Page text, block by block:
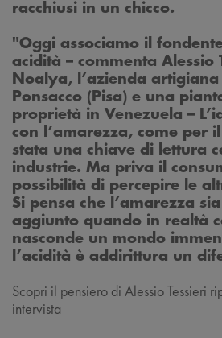
racchiusi in un chicco.
"Oggi associamo il
acidità – commenta Alessio
Noalya, l’azienda artigiana
Ponsacco (Pisa) e una
proprietà in Venezuela –
con l’amarezza, come per
stata una chiave di lettura
industrie. Ma priva il
possibilità di percepire le
Si pensa che l’amarezza
aggiunto quando in realtà
nasconde un mondo
l’acidità è addirittura un
Scopri il pensiero di Alessio Tessieri
intervista